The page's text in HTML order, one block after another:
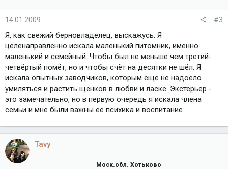
14.01.2009 #3
Я, как свежий берновладелец, выскажусь. Я
целенаправленно искала маленький питомник, именно
маленький и семейный. Чтобы был не меньше чем третий-
четвёртый помёт, но и чтобы счёт на десятки не шёл. Я
искала опытных заводчиков, которым ещё не надоело
умиляться и растить щенков в любви и ласке. Экстерьер -
это замечательно, но в первую очередь я искала члена
семьи и мне были важны её психика и воспитание.
Tavy
Моск.обл. Хотьково